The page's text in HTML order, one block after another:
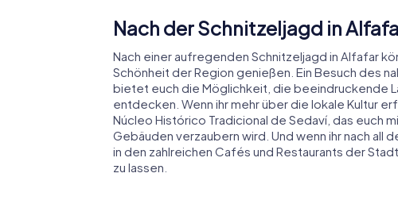
Nach der Schnitzeljagd in
Nach einer aufregenden Schnitzeljagd in Alfafar
Schönheit der Region genießen. Ein Besuch des
bietet euch die Möglichkeit, die beeindruckende
entdecken. Wenn ihr mehr über die lokale Kultur
Núcleo Histórico Tradicional de Sedaví, das euch
Gebäuden verzaubern wird. Und wenn ihr nach
in den zahlreichen Cafés und Restaurants der
zu lassen.